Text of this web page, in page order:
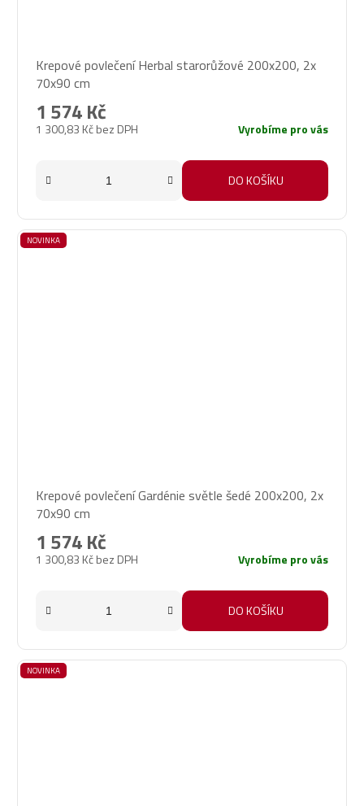
Krepové povlečení Herbal starorůžové 200x200, 2x
70x90 cm
1 300,83 Kč bez DPH
1 574 Kč
Vyrobíme pro vás
DO KOŠÍKU
NOVINKA
Krepové povlečení Gardénie světle šedé 200x200, 2x
70x90 cm
1 300,83 Kč bez DPH
1 574 Kč
Vyrobíme pro vás
DO KOŠÍKU
NOVINKA